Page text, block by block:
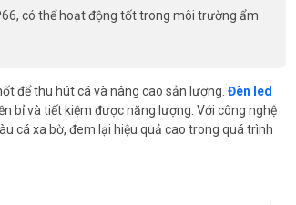
có thể hoạt động tốt trong môi trường ẩm
để thu hút cá và nâng cao sản lượng. Đèn led
bỉ và tiết kiệm được năng lượng. Với công nghệ
cá xa bờ, đem lại hiệu quả cao trong quá trình